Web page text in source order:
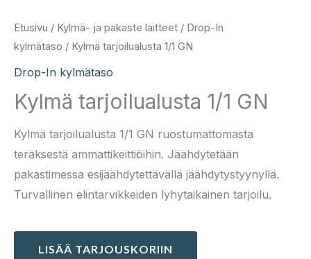
Etusivu / Kylmä- ja pakaste laitteet / Drop-In
kylmätaso / Kylmä tarjoilualusta 1/1 GN
Drop-In kylmätaso
Kylmä tarjoilualusta 1/1 GN
Kylmä tarjoilualusta 1/1 GN ruostumattomasta
teräksestä ammattikeittiöihin. Jäähdytetään
pakastimessa esijäähdytettävällä jäähdytystyynyllä.
Turvallinen elintarvikkeiden lyhytaikainen tarjoilu.
LISÄÄ TARJOUSKORIIN